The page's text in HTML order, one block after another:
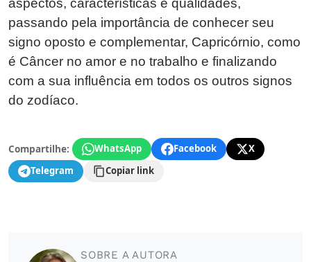
passando pela importância de conhecer seu
signo oposto e complementar, Capricórnio, como
é Câncer no amor e no trabalho e finalizando
com a sua influência em todos os outros signos
do zodíaco.
Compartilhe: WhatsApp Facebook
X
Telegram
Copiar link
SOBRE A AUTORA